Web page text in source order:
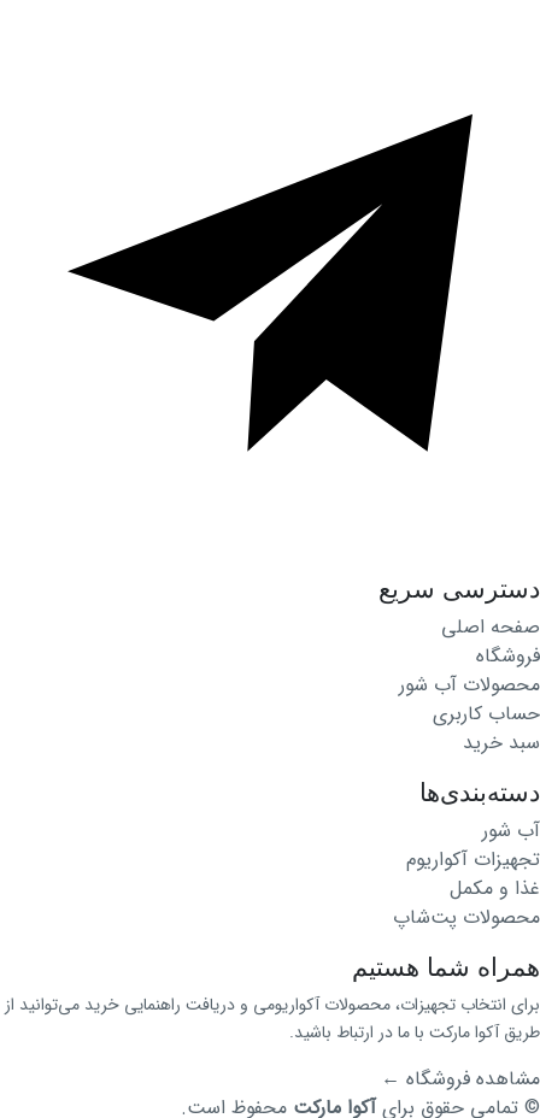
دسترسی سریع
صفحه اصلی
فروشگاه
محصولات آب شور
حساب کاربری
سبد خرید
دسته‌بندی‌ها
آب شور
تجهیزات آکواریوم
غذا و مکمل
محصولات پت‌شاپ
همراه شما هستیم
برای انتخاب تجهیزات، محصولات آکواریومی و دریافت راهنمایی خرید می‌توانید از
طریق آکوا مارکت با ما در ارتباط باشید.
مشاهده فروشگاه ←
© تمامی حقوق برایآکوا مارکت محفوظ است.